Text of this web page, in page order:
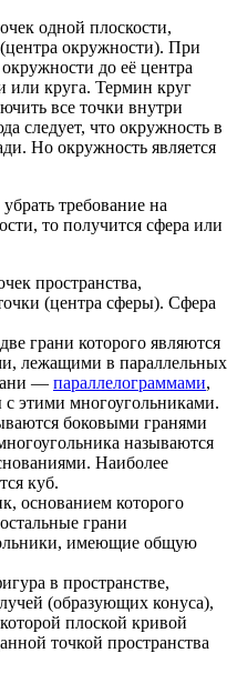
одной плоскости,
окружности). При
до её центра
или круга. Термин круг
все точки внутри
следует, что окружность в
Но окружность является
требование на
то получится сфера или
пространства,
(центра сферы). Сфера
грани которого являются
лежащими в параллельных
— параллелограммами,
этими многоугольниками.
боковыми гранями
называются
Наиболее
куб.
, основанием которого
грани
имеющие общую
в пространстве,
(образующих конуса),
плоской кривой
точкой пространства